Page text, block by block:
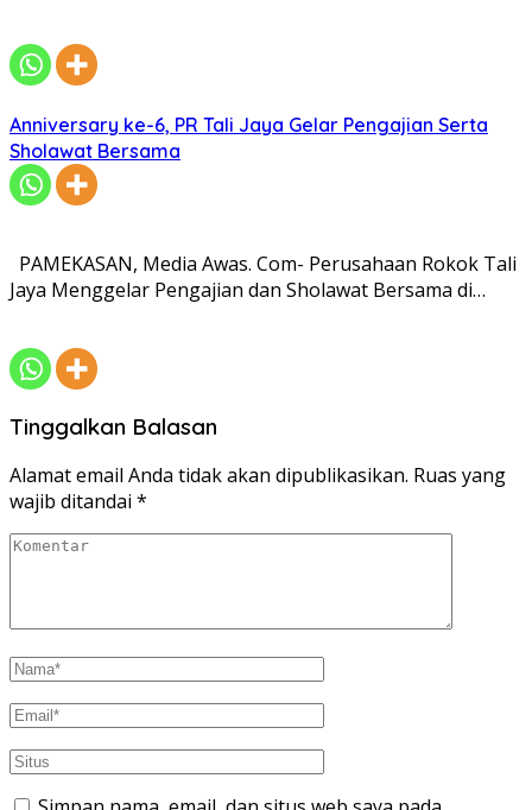
Anniversary ke-6, PR Tali Jaya Gelar Pengajian Serta
Sholawat Bersama
PAMEKASAN, Media Awas. Com- Perusahaan Rokok Tali
Jaya Menggelar Pengajian dan Sholawat Bersama di…
Tinggalkan Balasan
Alamat email Anda tidak akan dipublikasikan. Ruas yang
wajib ditandai *